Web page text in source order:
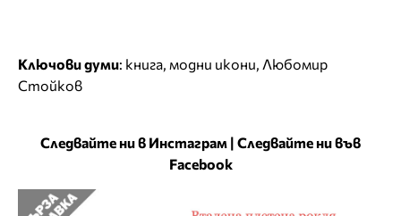
Ключови думи: книга, модни икони, Любомир
Стойков
Следвайте ни в Инстаграм | Следвайте ни във
Facebook